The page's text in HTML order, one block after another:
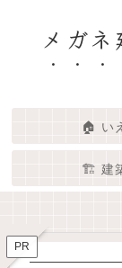
メガ
🏠 い
🏗️ 建
🏠✨ 建築士と考え
🏗️✨ 建築 × エンタ
PR